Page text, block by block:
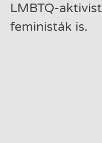
LMBTQ-
feministák is.